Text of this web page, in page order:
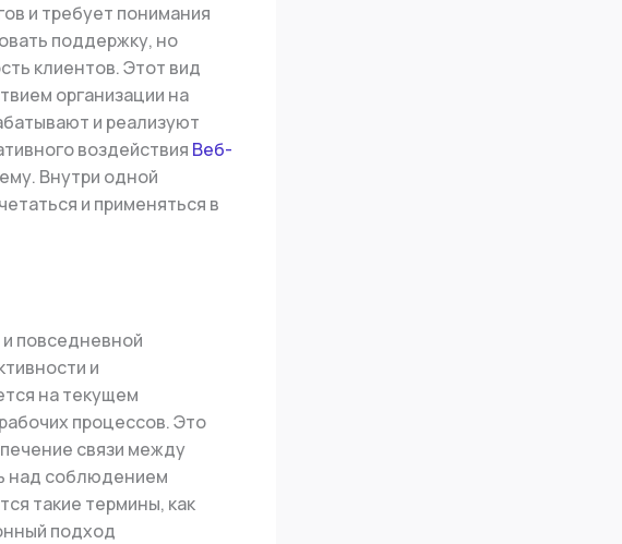
и требует понимания
поддержку, но
клиентов. Этот вид
организации на
и реализуют
воздействия Веб-
Внутри одной
и применяться в
повседневной
и
на текущем
процессов. Это
связи между
над соблюдением
такие термины, как
подход